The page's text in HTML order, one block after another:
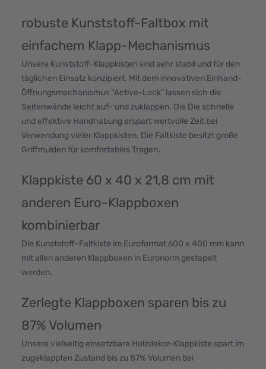
robuste Kunststoff-Faltbox mit
einfachem Klapp-Mechanismus
Unsere Kunststoff-Klappkisten sind sehr stabil und für den
täglichen Einsatz konzipiert. Mit dem innovativen Einhand-
Öffnungsmechanismus “Active-Lock” lassen sich die
Seitenwände leicht auf- und zuklappen. Die Die schnelle
und effektive Handhabung erspart wertvolle Zeit bei
Verwendung vieler Klappkisten. Die Faltkiste besitzt große
Griffmulden für komfortables Tragen.
Klappkiste 60 x 40 x 21,8 cm mit
anderen Euro-Klappboxen
kombinierbar
Die Kunststoff-Faltkiste im Euroformat 600 x 400 mm kann
mit allen anderen Klappboxen in Euronorm gestapelt
werden.
Zerlegte Klappboxen sparen bis zu
87% Volumen
Unsere vielseitig einsetzbare Holzdekor-Klappkiste spart im
zugeklappten Zustand bis zu 87% Volumen bei